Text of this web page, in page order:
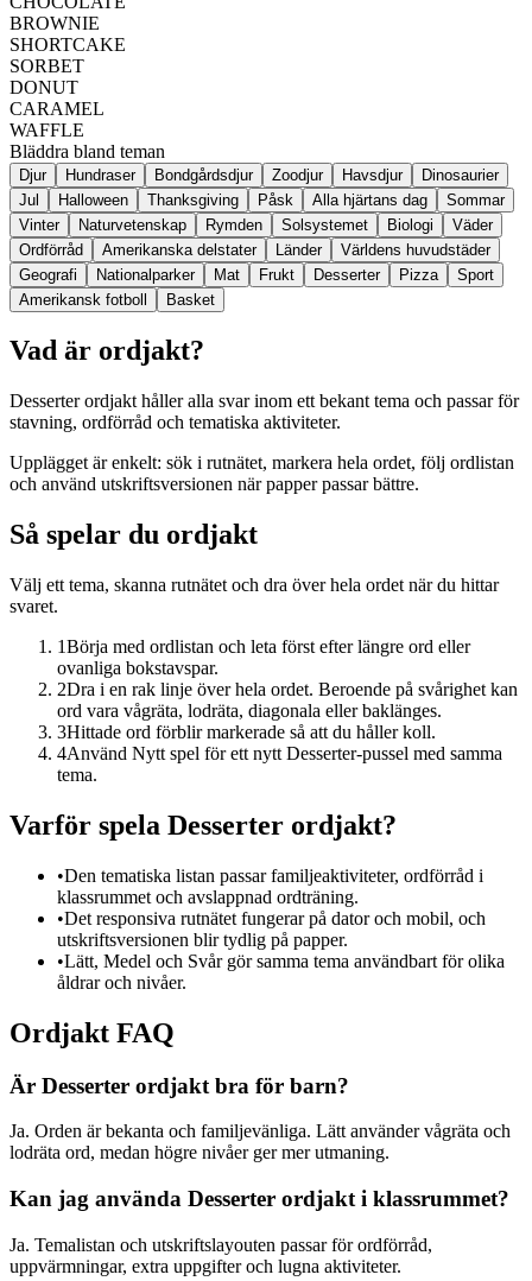
BROWNIE
SHORTCAKE
SORBET
DONUT
CARAMEL
WAFFLE
Bläddra bland teman
Djur Hundraser Bondgårdsdjur Zoodjur Havsdjur
Dinosaurier
Jul
Halloween Thanksgiving Påsk Alla hjärtans dag
Sommar
Vinter
Naturvetenskap Rymden Solsystemet Biologi
Väder
Ordförråd
Amerikanska delstater Länder
Världens huvudstäder
Geografi
Nationalparker Mat Frukt Desserter Pizza
Sport
Amerikansk fotboll
Basket
Vad är ordjakt?
Desserter ordjakt håller alla svar inom ett bekant tema och passar för
stavning, ordförråd och tematiska aktiviteter.
Upplägget är enkelt: sök i rutnätet, markera hela ordet, följ ordlistan
och använd utskriftsversionen när papper passar bättre.
Så spelar du ordjakt
Välj ett tema, skanna rutnätet och dra över hela ordet när du hittar
svaret.
1Börja med ordlistan och leta först efter längre ord eller
ovanliga bokstavspar.
2Dra i en rak linje över hela ordet. Beroende på svårighet kan
ord vara vågräta, lodräta, diagonala eller baklänges.
3Hittade ord förblir markerade så att du håller koll.
4Använd Nytt spel för ett nytt Desserter-pussel med samma
tema.
Varför spela Desserter ordjakt?
•Den tematiska listan passar familjeaktiviteter, ordförråd i
klassrummet och avslappnad ordträning.
•Det responsiva rutnätet fungerar på dator och mobil, och
utskriftsversionen blir tydlig på papper.
•Lätt, Medel och Svår gör samma tema användbart för olika
åldrar och nivåer.
Ordjakt FAQ
Är Desserter ordjakt bra för barn?
Ja. Orden är bekanta och familjevänliga. Lätt använder vågräta och
lodräta ord, medan högre nivåer ger mer utmaning.
Kan jag använda Desserter ordjakt i klassrummet?
Ja. Temalistan och utskriftslayouten passar för ordförråd,
uppvärmningar, extra uppgifter och lugna aktiviteter.